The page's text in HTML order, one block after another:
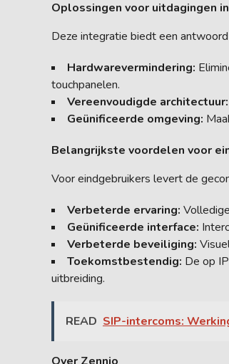
Oplossingen voor uitdagingen
Deze integratie biedt een
Hardwarevermindering:
touchpanelen.
Vereenvoudigde architectuur:
Geünificeerde omgeving:
Belangrijkste voordelen voor
Voor eindgebruikers levert de
Verbeterde ervaring:
Geünificeerde interface:
Verbeterde beveiliging:
Toekomstbestendig: De op
uitbreiding.
READ SIP-intercoms: